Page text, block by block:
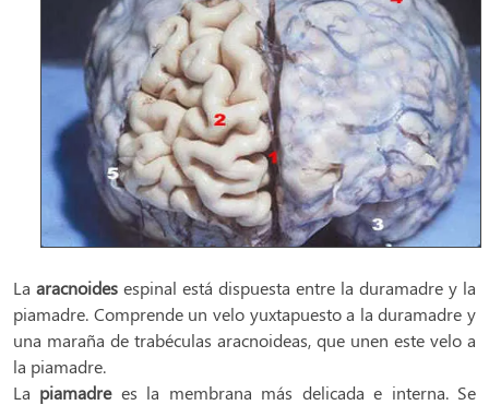
La aracnoides espinal está dispuesta entre la duramadre y la
piamadre. Comprende un velo yuxtapuesto a la duramadre y
una maraña de trabéculas aracnoideas, que unen este velo a
la piamadre.
La piamadrees la membrana más delicada e interna. Se